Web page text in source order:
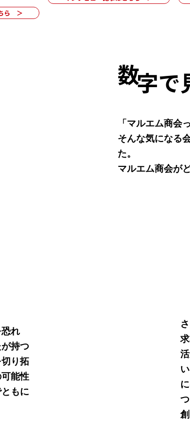
ら ＞
数字で
「マルエム商会
そんな気になる
た。
マルエム商会が
れ
持つ
り拓
能性
もに